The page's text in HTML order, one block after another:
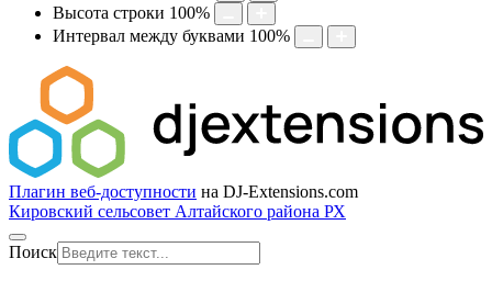
Высота строки 100%
Интервал между буквами 100%
Плагин веб-доступности на DJ-Extensions.com
Кировский сельсовет Алтайского района РХ
Поиск